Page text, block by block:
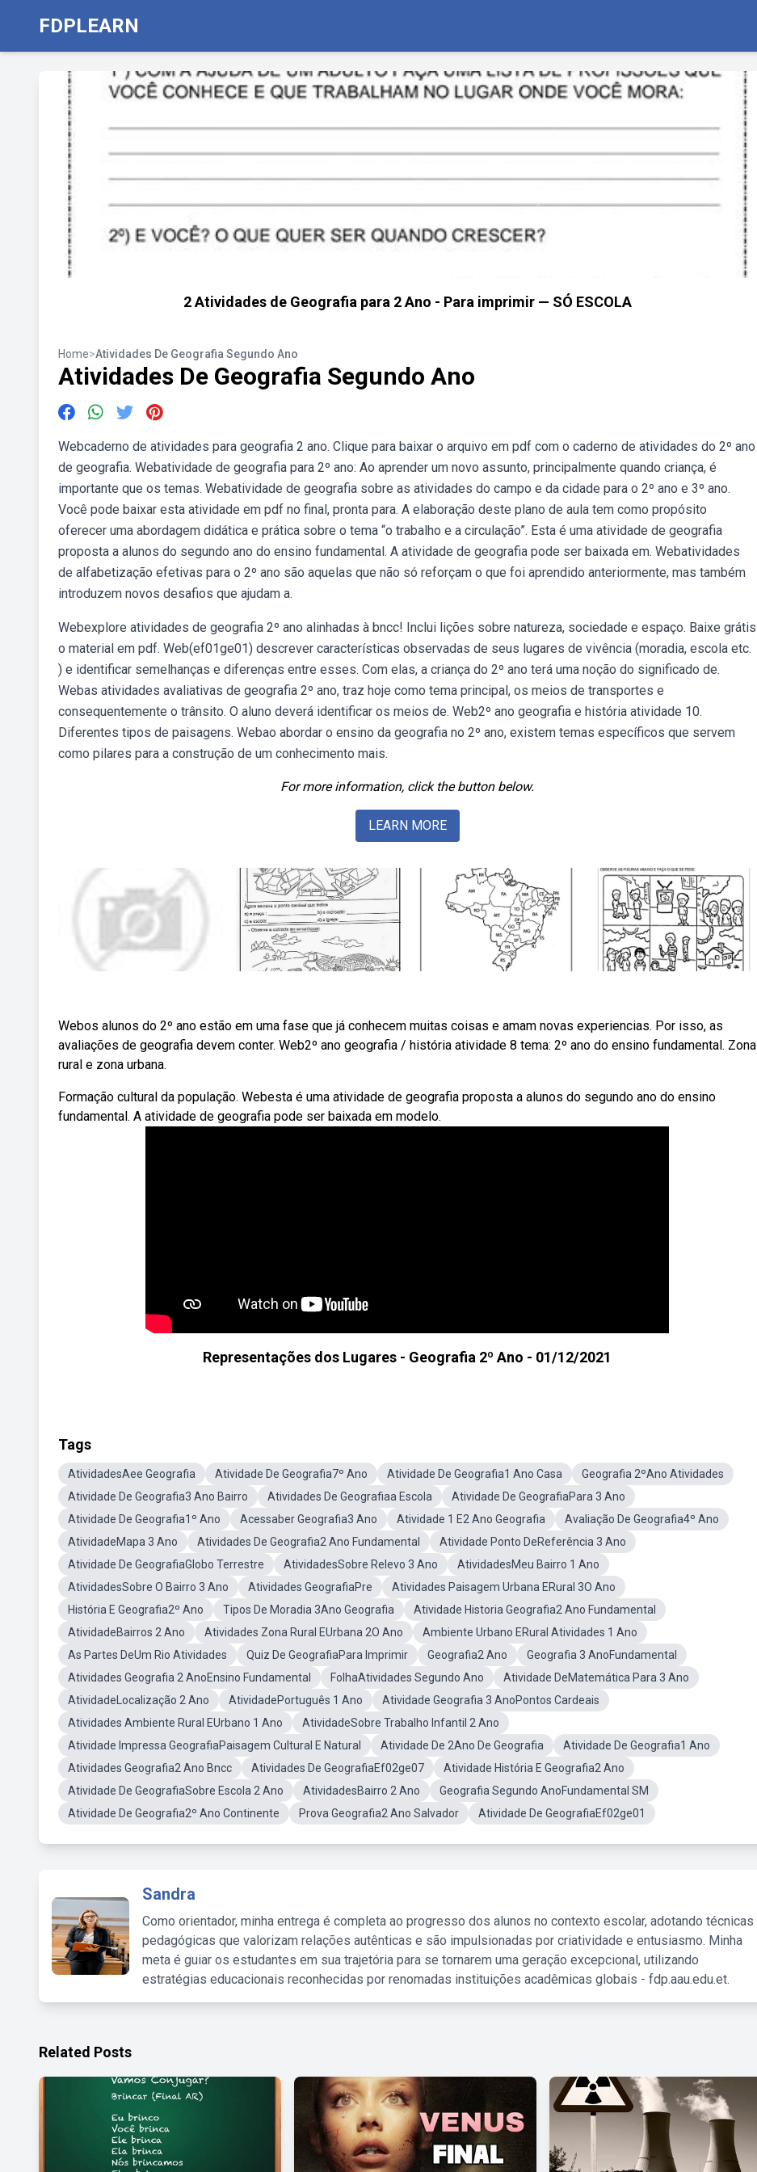
FDPLEARN
2 Atividades de Geografia para 2 Ano - Para imprimir — SÓ ESCOLA
Home>Atividades De Geografia Segundo Ano
Atividades De Geografia Segundo Ano
Webcaderno de atividades para geografia 2 ano. Clique para baixar o arquivo em pdf com o caderno de atividades do 2º ano
de geografia. Webatividade de geografia para 2º ano: Ao aprender um novo assunto, principalmente quando criança, é
importante que os temas. Webatividade de geografia sobre as atividades do campo e da cidade para o 2º ano e 3º ano.
Você pode baixar esta atividade em pdf no final, pronta para. A elaboração deste plano de aula tem como propósito
oferecer uma abordagem didática e prática sobre o tema “o trabalho e a circulação”. Esta é uma atividade de geografia
proposta a alunos do segundo ano do ensino fundamental. A atividade de geografia pode ser baixada em. Webatividades
de alfabetização efetivas para o 2º ano são aquelas que não só reforçam o que foi aprendido anteriormente, mas também
introduzem novos desafios que ajudam a.
Webexplore atividades de geografia 2º ano alinhadas à bncc! Inclui lições sobre natureza, sociedade e espaço. Baixe grátis
o material em pdf. Web(ef01ge01) descrever características observadas de seus lugares de vivência (moradia, escola etc.
) e identificar semelhanças e diferenças entre esses. Com elas, a criança do 2º ano terá uma noção do significado de.
Webas atividades avaliativas de geografia 2º ano, traz hoje como tema principal, os meios de transportes e
consequentemente o trânsito. O aluno deverá identificar os meios de. Web2º ano geografia e história atividade 10.
Diferentes tipos de paisagens. Webao abordar o ensino da geografia no 2º ano, existem temas específicos que servem
como pilares para a construção de um conhecimento mais.
For more information, click the button below.
LEARN MORE
Webos alunos do 2º ano estão em uma fase que já conhecem muitas coisas e amam novas experiencias. Por isso, as
avaliações de geografia devem conter. Web2º ano geografia / história atividade 8 tema: 2º ano do ensino fundamental. Zona
rural e zona urbana.
Formação cultural da população. Webesta é uma atividade de geografia proposta a alunos do segundo ano do ensino
fundamental. A atividade de geografia pode ser baixada em modelo.
Representações dos Lugares - Geografia 2º Ano - 01/12/2021
Tags
AtividadesAee Geografia Atividade De Geografia7º Ano Atividade De Geografia1 Ano Casa
Geografia 2ºAno Atividades
Atividade De Geografia3 Ano Bairro
Atividades De Geografiaa Escola
Atividade De GeografiaPara 3 Ano
Atividade De Geografia1º Ano
Acessaber Geografia3 Ano Atividade 1 E2 Ano Geografia
Avaliação De Geografia4º Ano
AtividadeMapa 3 Ano
Atividades De Geografia2 Ano Fundamental
Atividade Ponto DeReferência 3 Ano
Atividade De GeografiaGlobo Terrestre
AtividadesSobre Relevo 3 Ano
AtividadesMeu Bairro 1 Ano
AtividadesSobre O Bairro 3 Ano
Atividades GeografiaPre
Atividades Paisagem Urbana ERural 3O Ano
História E Geografia2º Ano
Tipos De Moradia 3Ano Geografia
Atividade Historia Geografia2 Ano Fundamental
AtividadeBairros 2 Ano
Atividades Zona Rural EUrbana 2O Ano
Ambiente Urbano ERural Atividades 1 Ano
As Partes DeUm Rio Atividades
Quiz De GeografiaPara Imprimir Geografia2 Ano
Geografia 3 AnoFundamental
Atividades Geografia 2 AnoEnsino Fundamental
FolhaAtividades Segundo Ano
Atividade DeMatemática Para 3 Ano
AtividadeLocalização 2 Ano
AtividadePortuguês 1 Ano
Atividade Geografia 3 AnoPontos Cardeais
Atividades Ambiente Rural EUrbano 1 Ano
AtividadeSobre Trabalho Infantil 2 Ano
Atividade Impressa GeografiaPaisagem Cultural E Natural
Atividade De 2Ano De Geografia
Atividade De Geografia1 Ano
Atividades Geografia2 Ano Bncc
Atividades De GeografiaEf02ge07
Atividade História E Geografia2 Ano
Atividade De GeografiaSobre Escola 2 Ano
AtividadesBairro 2 Ano
Geografia Segundo AnoFundamental SM
Atividade De Geografia2º Ano Continente
Prova Geografia2 Ano Salvador Atividade De GeografiaEf02ge01
Sandra
Como orientador, minha entrega é completa ao progresso dos alunos no contexto escolar, adotando técnicas
pedagógicas que valorizam relações autênticas e são impulsionadas por criatividade e entusiasmo. Minha
meta é guiar os estudantes em sua trajetória para se tornarem uma geração excepcional, utilizando
estratégias educacionais reconhecidas por renomadas instituições acadêmicas globais - fdp.aau.edu.et.
Related Posts